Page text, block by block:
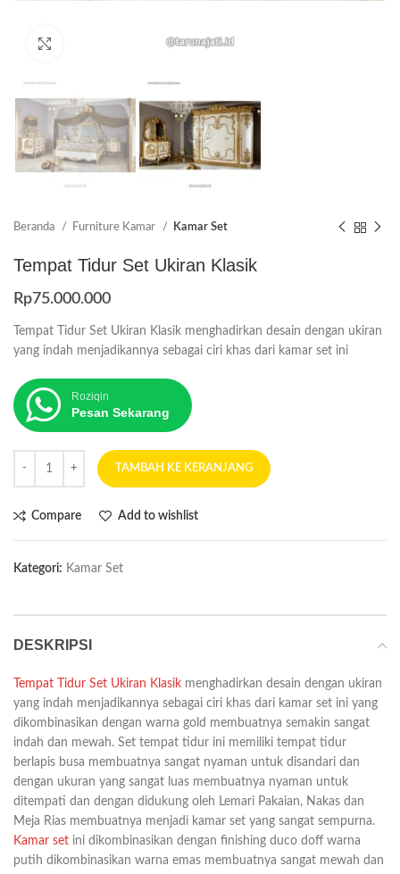
Beranda Furniture Kamar Kamar Set
Tempat Tidur Set Ukiran Klasik
Rp75.000.000
Tempat Tidur Set Ukiran Klasik menghadirkan desain dengan ukiran
yang indah menjadikannya sebagai ciri khas dari kamar set ini
Roziqin
Pesan Sekarang
TAMBAH KE KERANJANG
Compare Add to wishlist
Kategori: Kamar Set
DESKRIPSI
Tempat Tidur Set Ukiran Klasik menghadirkan desain dengan ukiran
yang indah menjadikannya sebagai ciri khas dari kamar set ini yang
dikombinasikan dengan warna gold membuatnya semakin sangat
indah dan mewah. Set tempat tidur ini memiliki tempat tidur
berlapis busa membuatnya sangat nyaman untuk disandari dan
dengan ukuran yang sangat luas membuatnya nyaman untuk
ditempati dan dengan didukung oleh Lemari Pakaian, Nakas dan
Meja Rias membuatnya menjadi kamar set yang sangat sempurna.
Kamar set ini dikombinasikan dengan finishing duco doff warna
putih dikombinasikan warna emas membuatnya sangat mewah dan